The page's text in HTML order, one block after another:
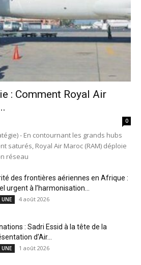
: Comment Royal Air
0
- En contournant les grands hubs
saturés, Royal Air Maroc (RAM) déploie
réseau
des frontières aériennes en Afrique :
urgent à l’harmonisation...
4 août 2026
: Sadri Essid à la tête de la
d’Air...
1 août 2026